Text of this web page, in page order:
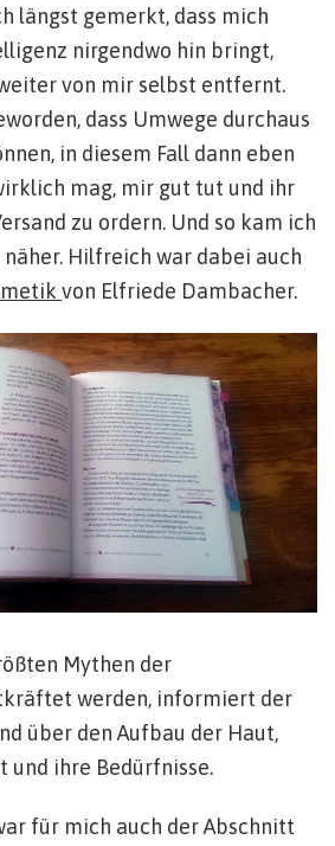
längst gemerkt, dass mich
nirgendwo hin bringt,
von mir selbst entfernt.
dass Umwege durchaus
in diesem Fall dann eben
mag, mir gut tut und ihr
zu ordern. Und so kam ich
Hilfreich war dabei auch
von Elfriede Dambacher.
Mythen der
werden, informiert der
über den Aufbau der Haut,
und ihre Bedürfnisse.
für mich auch der Abschnitt